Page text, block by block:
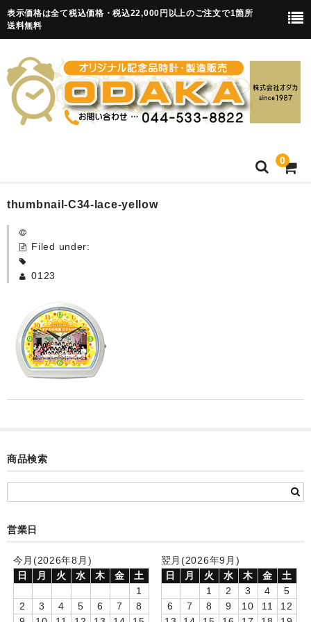
表示価格は全て税込価格・税込22,000円以上のご注文で1箇所
送料無料
0
HOME
卒園記念品
カード付フォトフレームクロック(集合)
目覚まし時計(集合＋個別)
メロディ時計(集合)
知育時計
制服メモリー
お絵かきギャラリー
自作オリジナル時計
thumbnail-C34-lace-yellow
Filed under:
0123
商品検索
営業日
今月(2026年8月)
日
月 火 水 木 金
土
1
2
3 4 5 6 7
8
翌月(2026年9月)
日
月 火 水 木 金
土
1
2 3 4
5
6
7 8 9 10 11
12